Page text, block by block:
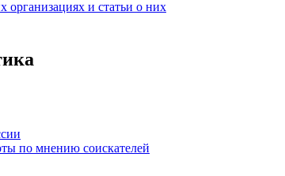
организациях и статьи о них
по мнению соискателей